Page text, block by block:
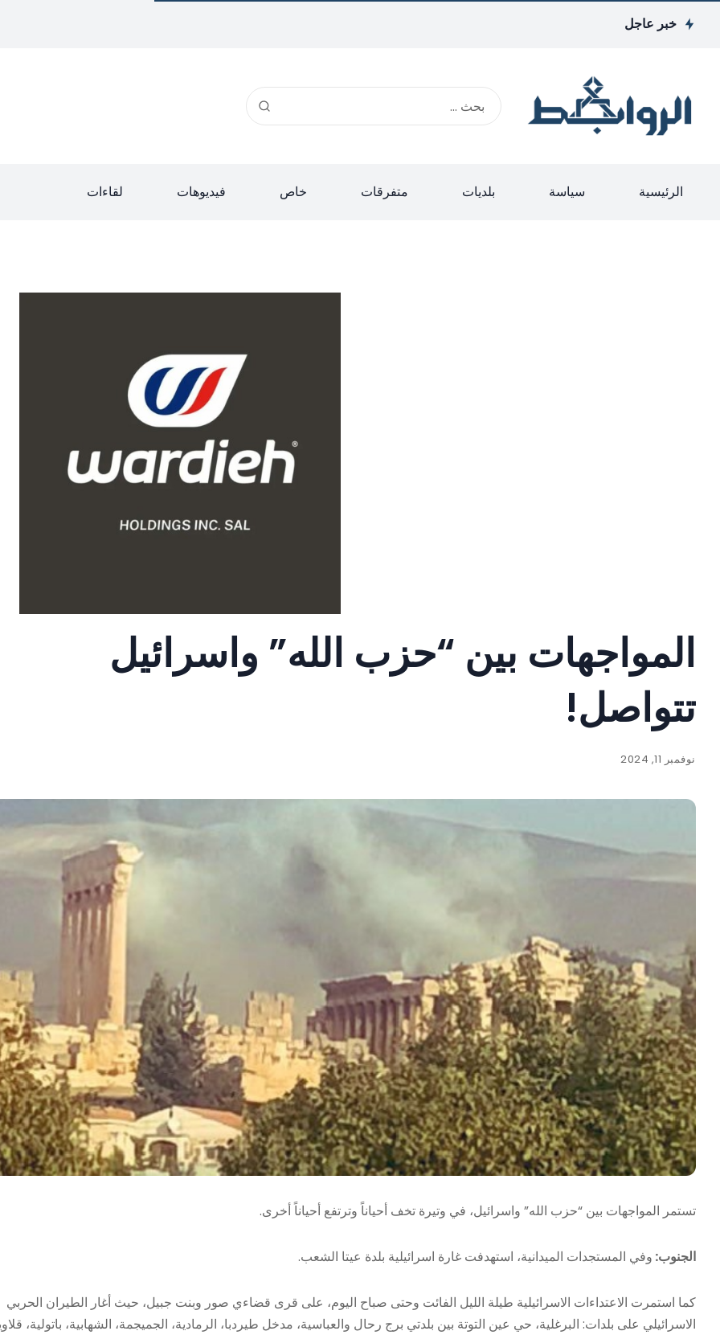
خبر عاجل
الرئيسية سياسة بلديات متفرقات خاص فيديوهات لقاءات
المواجهات بين “حزب الله” واسرائيل
تتواصل!
نوفمبر 11, 2024
تستمر المواجهات بين “حزب الله” واسرائيل، في وتيرة تخف أحياناً وترتفع أحياناً أخرى.
الجنوب: وفي المستجدات الميدانية، استهدفت غارة اسرائيلية بلدة عيتا الشعب.
كما استمرت الاعتداءات الاسرائيلية طيلة الليل الفائت وحتى صباح اليوم، على قرى قضاءي صور وبنت جبيل، حيث أغار الطيران الحربي
الاسرائيلي على بلدات: البرغلية، حي عين التوتة بين بلدتي برج رحال والعباسية، مدخل طيردبا، الرمادية، الجميجمة، الشهابية، باتولية،